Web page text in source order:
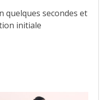
quelques secondes et
initiale